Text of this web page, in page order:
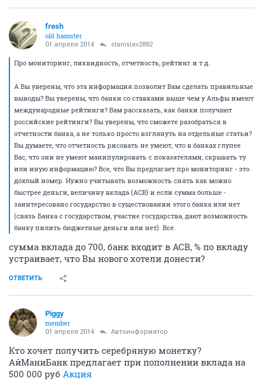
fresh
old hamster
01 апреля 2014 stanislav2882
Про мониторинг, ликвидность, отчетность, рейтинг и т.д.
А Вы уверены, что эта информация позволит Вам сделать правильные
выводы? Вы уверены, что банки со ставками выше чем у Альфы имеют
международные рейтинги? Вам рассказать, как банки получают
российские рейтинги? Вы уверены, что сможете разобраться в
отчетности банка, а не только просто взглянуть на отдельные статьи?
Вы думаете, что отчетность рисовать не умеют, что в банках глупее
Вас, что они не умеют манипулировать с показателями, скрывать ту
или иную информацию? Все, что Вы предлагает про мониторинг - это
дохлый номер. Нужно учитывать возможность снять как можно
быстрее деньги, величину вклада (АСВ) и если сумма больше -
заинтересовано государство в существовании этого банка или нет
(связь Банка с государством, участие государства, дают возможность
банку пилить бюджетные деньги или нет). Все.
сумма вклада до 700, банк входит в АСВ, % по вкладу
устраивает, что Вы нового хотели донести?
ОТВЕТИТЬ
Piggy
member
01 апреля 2014 Автоинформатор
Кто хочет получить серебряную монетку?
АйМаниБанк предлагает при пополнении вклада на
500 000 руб Акция